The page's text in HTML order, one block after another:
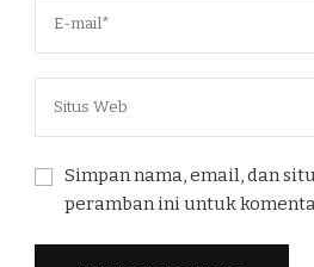
Simpan nama, email, dan
peramban ini untuk